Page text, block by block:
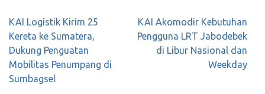
Post
navigation
KAI Logistik Kirim 25
Kereta ke Sumatera,
Dukung Penguatan
Mobilitas Penumpang di
Sumbagsel
KAI Akomodir Kebutuhan
Pengguna LRT Jabodebek
di Libur Nasional dan
Weekday